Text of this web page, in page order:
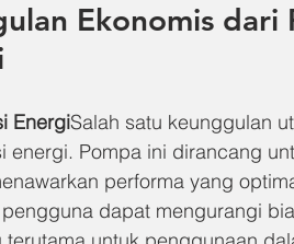
Ekonomis dari
EnergiSalah satu keunggulan
energi. Pompa ini dirancang
performa yang
dapat mengurangi